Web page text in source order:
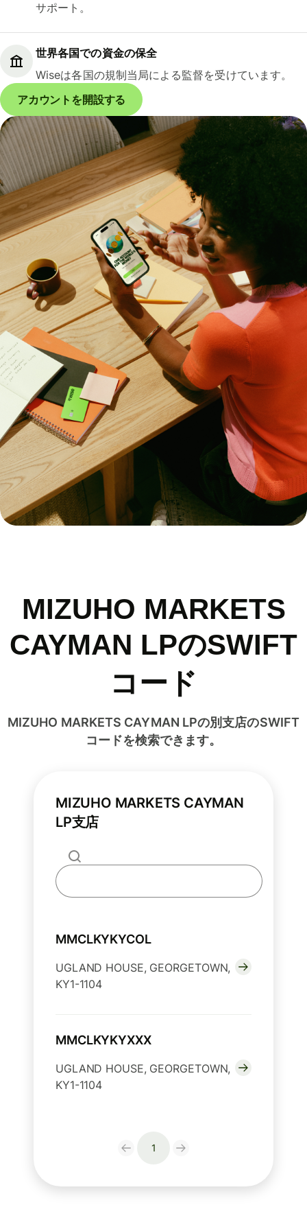
サポート。
世界各国での資金の保全
Wiseは各国の規制当局による監督を受けています。
アカウントを開設する
MIZUHO MARKETS
CAYMAN LPのSWIFT
コード
MIZUHO MARKETS CAYMAN LPの別支店のSWIFT
コードを検索できます。
MIZUHO MARKETS CAYMAN
LP支店
MMCLKYKYCOL
UGLAND HOUSE, GEORGETOWN,
KY1-1104
MMCLKYKYXXX
UGLAND HOUSE, GEORGETOWN,
KY1-1104
1